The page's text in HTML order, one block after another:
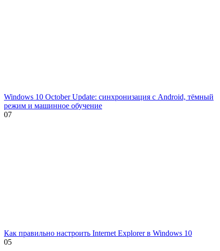
Windows 10 October Update: синхронизация с Android, тёмный
режим и машинное обучение
07
Как правильно настроить Internet Explorer в Windows 10
05